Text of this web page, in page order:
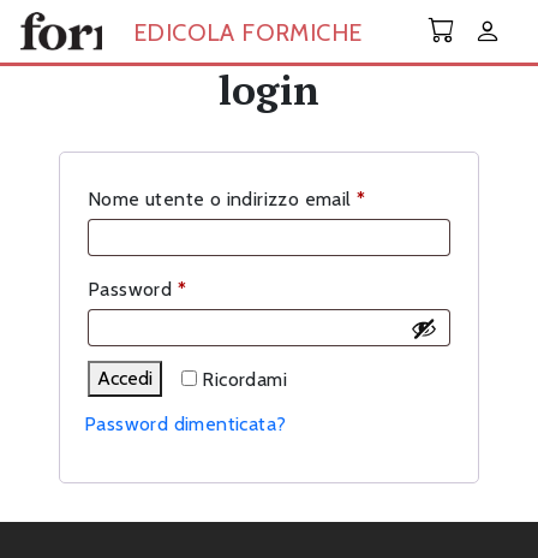
Skip to main content
EDICOLA FORMICHE
login
Nome utente o indirizzo email *Richiesto
Password *Richiesto
Ricordami
Accedi
Password dimenticata?